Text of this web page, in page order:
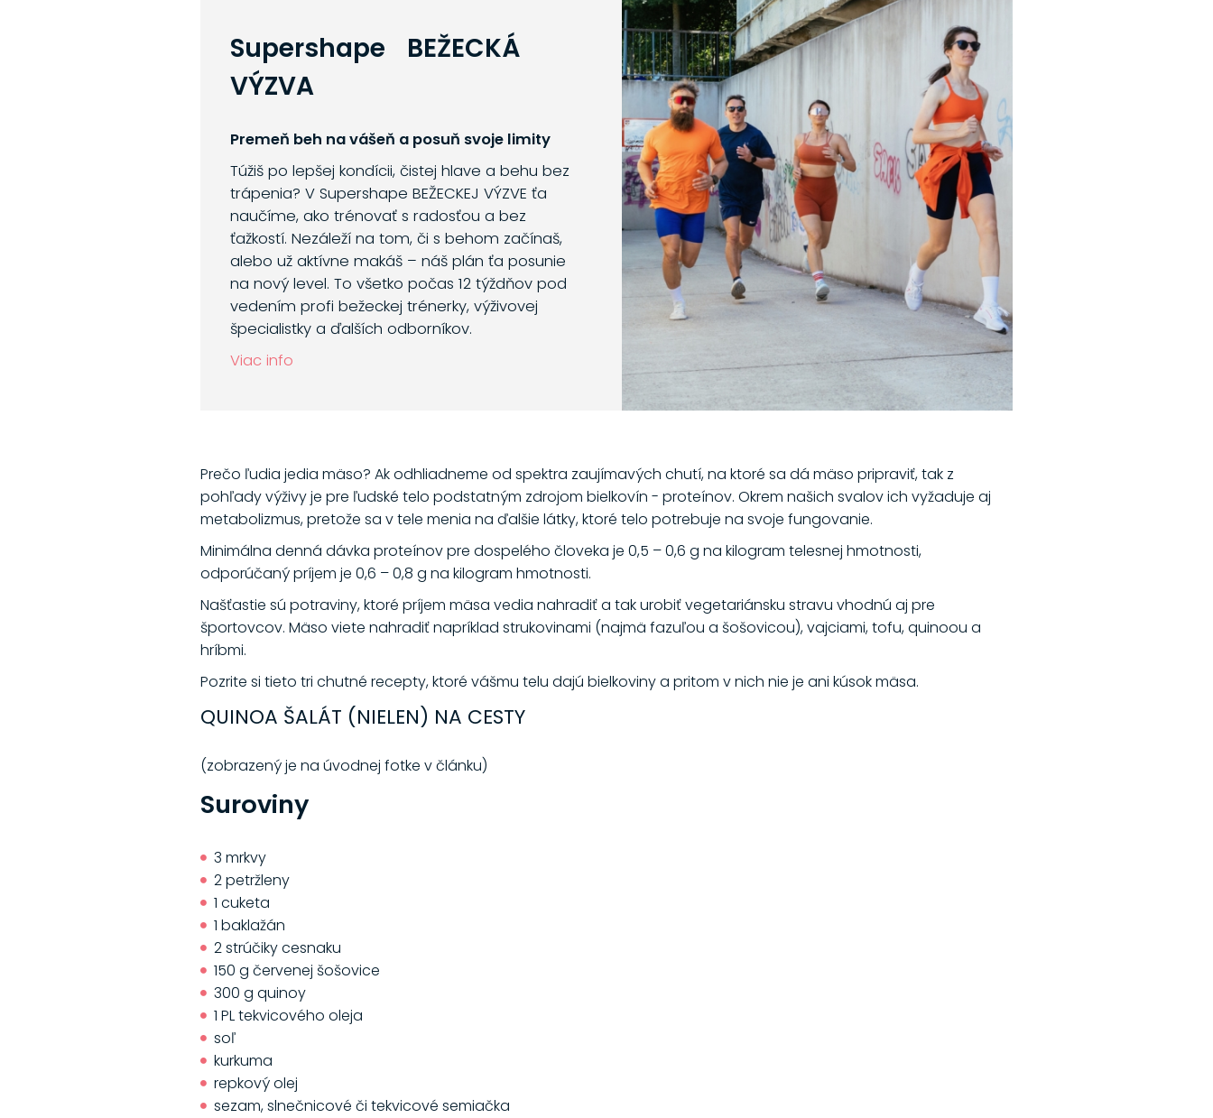
Supershape BEŽECKÁ
VÝZVA
Premeň beh na vášeň a posuň svoje limity
Túžiš po lepšej kondícii, čistej hlave a behu bez
trápenia? V Supershape BEŽECKEJ VÝZVE ťa
naučíme, ako trénovať s radosťou a bez
ťažkostí. Nezáleží na tom, či s behom začínaš,
alebo už aktívne makáš – náš plán ťa posunie
na nový level. To všetko počas 12 týždňov pod
vedením profi bežeckej trénerky, výživovej
špecialistky a ďalších odborníkov.
Viac info
Prečo ľudia jedia mäso? Ak odhliadneme od spektra zaujímavých chutí, na ktoré sa dá mäso pripraviť, tak z
pohľady výživy je pre ľudské telo podstatným zdrojom bielkovín - proteínov. Okrem našich svalov ich vyžaduje aj
metabolizmus, pretože sa v tele menia na ďalšie látky, ktoré telo potrebuje na svoje fungovanie.
Minimálna denná dávka proteínov pre dospelého človeka je 0,5 – 0,6 g na kilogram telesnej hmotnosti,
odporúčaný príjem je 0,6 – 0,8 g na kilogram hmotnosti.
Našťastie sú potraviny, ktoré príjem mäsa vedia nahradiť a tak urobiť vegetariánsku stravu vhodnú aj pre
športovcov. Mäso viete nahradiť napríklad strukovinami (najmä fazuľou a šošovicou), vajciami, tofu, quinoou a
hríbmi.
Pozrite si tieto tri chutné recepty, ktoré vášmu telu dajú bielkoviny a pritom v nich nie je ani kúsok mäsa.
QUINOA ŠALÁT (NIELEN) NA CESTY
(zobrazený je na úvodnej fotke v článku)
Suroviny
3 mrkvy
2 petržleny
1 cuketa
1 baklažán
2 strúčiky cesnaku
150 g červenej šošovice
300 g quinoy
1 PL tekvicového oleja
soľ
kurkuma
repkový olej
sezam, slnečnicové či tekvicové semiačka